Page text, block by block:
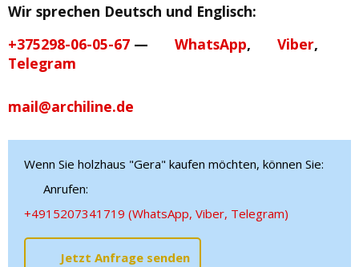
Wir sprechen Deutsch und Englisch:
+375298-06-05-67 — WhatsApp, Viber,
Telegram
mail@archiline.de
Wenn Sie holzhaus "Gera" kaufen möchten, können Sie:
Anrufen:
+4915207341719 (WhatsApp, Viber, Telegram)
Jetzt Anfrage senden